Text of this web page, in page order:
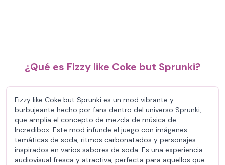
¿Qué es Fizzy like Coke but Sprunki?
Fizzy like Coke but Sprunki es un mod vibrante y
burbujeante hecho por fans dentro del universo Sprunki,
que amplía el concepto de mezcla de música de
Incredibox. Este mod infunde el juego con imágenes
temáticas de soda, ritmos carbonatados y personajes
inspirados en varios sabores de soda. Es una experiencia
audiovisual fresca y atractiva, perfecta para aquellos que